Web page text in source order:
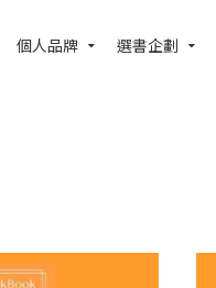
個人品牌 選書企劃